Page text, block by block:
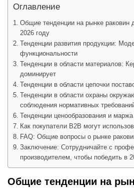
Оглавление
Общие тенденции на рынке раковин
2026 году
Тенденции развития продукции:
функциональности
Тенденции в области материалов:
доминирует
Тенденции в области цепочки
Тенденции в области охраны
соблюдения нормативных
Тенденции ценообразования и
Как покупатели B2B могут
FAQ: Общие вопросы о рынке
Заключение: Сотрудничайте с
производителем, чтобы победить в
Общие тенденции на